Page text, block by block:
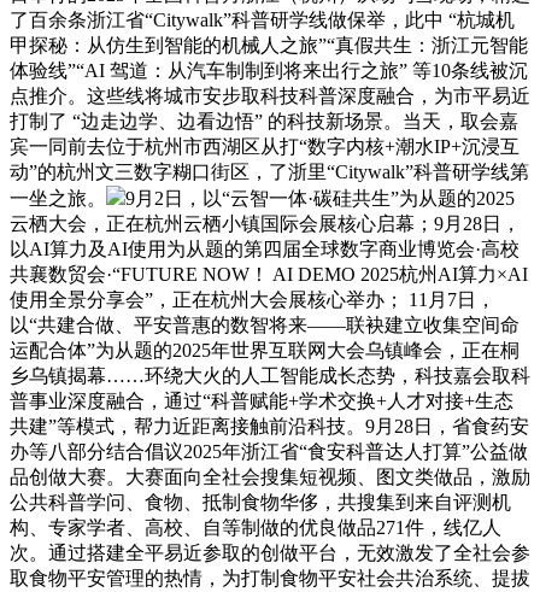
了百余条浙江省“Citywalk”科普研学线做保举，此中 “杭城机
甲探秘：从仿生到智能的机械人之旅”“真假共生：浙江元智能
体验线”“AI 驾道：从汽车制制到将来出行之旅” 等10条线被沉
点推介。这些线将城市安步取科技科普深度融合，为市平易近
打制了 “边走边学、边看边悟” 的科技新场景。当天，取会嘉
宾一同前去位于杭州市西湖区从打“数字内核+潮水IP+沉浸互
动”的杭州文三数字糊口街区，了浙里“Citywalk”科普研学线第
一坐之旅。
9月2日，以“云智一体·碳硅共生”为从题的2025
云栖大会，正在杭州云栖小镇国际会展核心启幕；9月28日，
以AI算力及AI使用为从题的第四届全球数字商业博览会·高校
共襄数贸会·“FUTURE NOW！ AI DEMO 2025杭州AI算力×AI
使用全景分享会”，正在杭州大会展核心举办； 11月7日，
以“共建合做、平安普惠的数智将来——联袂建立收集空间命
运配合体”为从题的2025年世界互联网大会乌镇峰会，正在桐
乡乌镇揭幕……环绕大火的人工智能成长态势，科技嘉会取科
普事业深度融合，通过“科普赋能+学术交换+人才对接+生态
共建”等模式，帮力近距离接触前沿科技。9月28日，省食药安
办等八部分结合倡议2025年浙江省“食安科普达人打算”公益做
品创做大赛。大赛面向全社会搜集短视频、图文类做品，激励
公共科普学问、食物、抵制食物华侈，共搜集到来自评测机
构、专家学者、高校、自等制做的优良做品271件，线亿人
次。通过搭建全平易近参取的创做平台，无效激发了全社会参
取食物平安管理的热情，为打制食物平安社会共治系统、提拔